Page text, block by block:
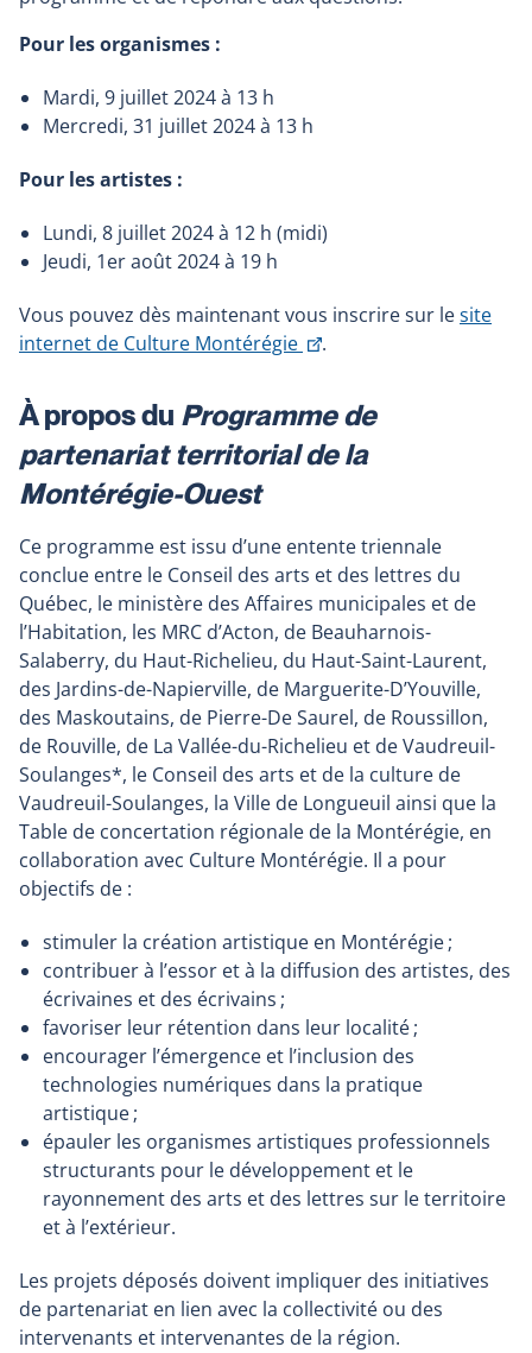
Pour les organismes :
Mardi, 9 juillet 2024 à 13 h
Mercredi, 31 juillet 2024 à 13 h
Pour les artistes :
Lundi, 8 juillet 2024 à 12 h (midi)
Jeudi, 1er août 2024 à 19 h
Vous pouvez dès maintenant vous inscrire sur lesite
internet de Culture Montérégie
Ce
s'ouvrira
dans
une
.
À propos du Programme de
partenariat territorial de la
Montérégie-Ouest
Ce programme est issu d’une entente triennale
conclue entre le Conseil des arts et des lettres du
Québec, le ministère des Affaires municipales et de
l’Habitation, les MRC d’Acton, de Beauharnois-
Salaberry, du Haut-Richelieu, du Haut-Saint-Laurent,
des Jardins-de-Napierville, de Marguerite-D’Youville,
des Maskoutains, de Pierre-De Saurel, de Roussillon,
de Rouville, de La Vallée-du-Richelieu et de Vaudreuil-
Soulanges*, le Conseil des arts et de la culture de
Vaudreuil-Soulanges, la Ville de Longueuil ainsi que la
Table de concertation régionale de la Montérégie, en
collaboration avec Culture Montérégie. Il a pour
objectifs de :
stimuler la création artistique en Montérégie ;
contribuer à l’essor et à la diffusion des artistes, des
écrivaines et des écrivains ;
favoriser leur rétention dans leur localité ;
encourager l’émergence et l’inclusion des
technologies numériques dans la pratique
artistique ;
épauler les organismes artistiques professionnels
structurants pour le développement et le
rayonnement des arts et des lettres sur le territoire
et à l’extérieur.
Les projets déposés doivent impliquer des initiatives
de partenariat en lien avec la collectivité ou des
intervenants et intervenantes de la région.